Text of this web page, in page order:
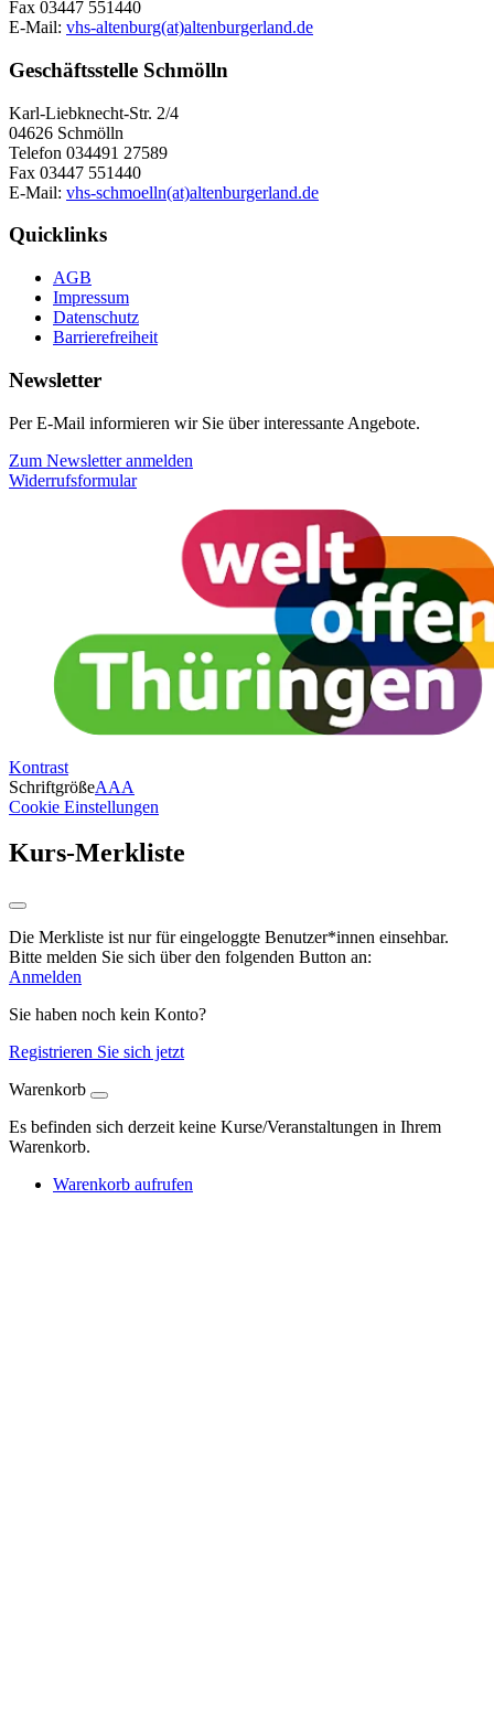
Fax 03447 551440
E-Mail: vhs-altenburg(at)altenburgerland.de
Geschäftsstelle Schmölln
Karl-Liebknecht-Str. 2/4
04626 Schmölln
Telefon 034491 27589
Fax 03447 551440
E-Mail: vhs-schmoelln(at)altenburgerland.de
Quicklinks
AGB
Impressum
Datenschutz
Barrierefreiheit
Newsletter
Per E-Mail informieren wir Sie über interessante Angebote.
Zum Newsletter anmelden
Widerrufsformular
Kontrast
SchriftgrößeAAA
Cookie Einstellungen
Kurs-Merkliste
Die Merkliste ist nur für eingeloggte Benutzer*innen einsehbar.
Bitte melden Sie sich über den folgenden Button an:
Anmelden
Sie haben noch kein Konto?
Registrieren Sie sich jetzt
Warenkorb
Es befinden sich derzeit keine Kurse/Veranstaltungen in Ihrem
Warenkorb.
Warenkorb aufrufen